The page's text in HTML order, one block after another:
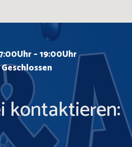
– 19:00Uhr
Geschlossen
kontaktieren: